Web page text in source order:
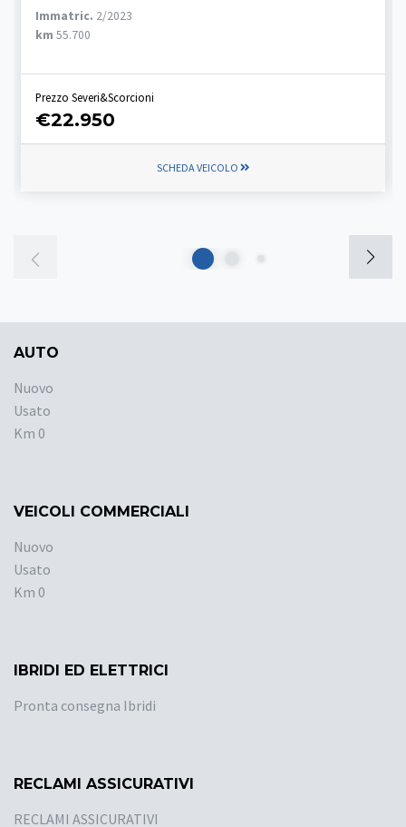
Immatric. 2/2023
km 55.700
Prezzo Severi&Scorcioni
€22.950
SCHEDA VEICOLO
AUTO
Nuovo
Usato
Km 0
VEICOLI COMMERCIALI
Nuovo
Usato
Km 0
IBRIDI ED ELETTRICI
Pronta consegna Ibridi
RECLAMI ASSICURATIVI
RECLAMI ASSICURATIVI